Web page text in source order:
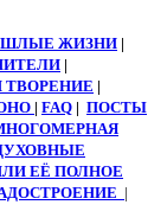
ЖИЗНИ |
|
ТВОРЕНИЕ |
| FAQ | ПОСТЫ
ЕЁ ПОЛНОЕ
|